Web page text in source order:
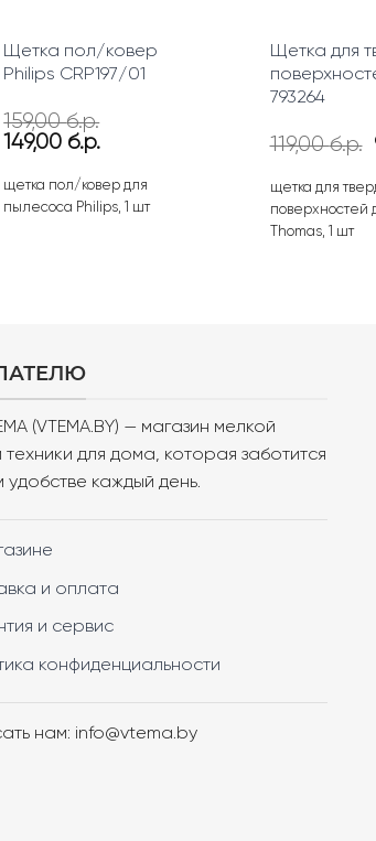
Щетка пол/ковер
Philips CRP197/01
159,00б.р.
Первоначальная
составляла
159,00 б.р..
149,00 б.р.Текущая
149,00 б.р..
щетка пол/ковер для
пылесоса Philips, 1 шт
Щетка для
793264
119,00б.р.
щетка для
поверхностей
Thomas, 1 шт
(VTEMA.BY) — магазин мелкой
техники для дома, которая заботится
каждый день.
и оплата
и сервис
конфиденциальности
нам: info@vtema.by